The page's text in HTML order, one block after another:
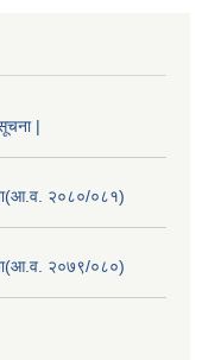
|
२०८०/०८१)
२०७९/०८०)